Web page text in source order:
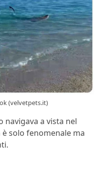
(velvetpets.it)
a vista nel
solo fenomenale ma